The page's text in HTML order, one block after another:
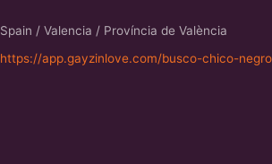
Spain / Valencia / Província de València
https://app.gayzinlove.com/busco-chico-